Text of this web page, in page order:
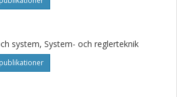
system, System- och reglerteknik